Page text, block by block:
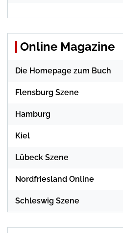
Online Magazine
Die Homepage zum Buch
Flensburg Szene
Hamburg
Kiel
Lübeck Szene
Nordfriesland Online
Schleswig Szene